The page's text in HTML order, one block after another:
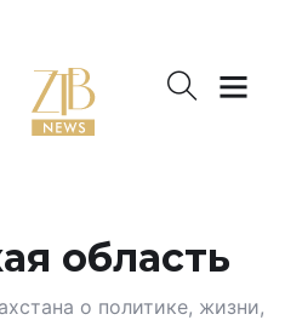
область
о политике, жизни,